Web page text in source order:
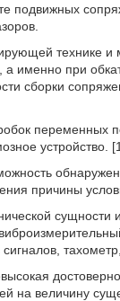
подвижных
технике и
а именно при
сборки
устройство.
причины
сущности
на величину